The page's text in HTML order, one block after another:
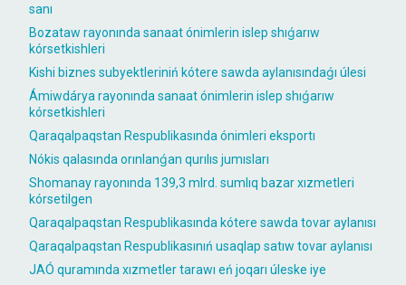
sanı
Bozataw rayonında sanaat ónimlerin islep shıǵarıw
kórsetkishleri
Kishi biznes subyektleriniń kótere sawda aylanısındaǵı úlesi
Ámiwdárya rayonında sanaat ónimlerin islep shıǵarıw
kórsetkishleri
Qaraqalpaqstan Respublikasında ónimleri eksportı
Nókis qalasında orınlanǵan qurılıs jumısları
Shomanay rayonında 139,3 mlrd. sumlıq bazar xızmetleri
kórsetilgen
Qaraqalpaqstan Respublikasında kótere sawda tovar aylanısı
Qaraqalpaqstan Respublikasınıń usaqlap satıw tovar aylanısı
JAÓ quramında xızmetler tarawı eń joqarı úleske iye